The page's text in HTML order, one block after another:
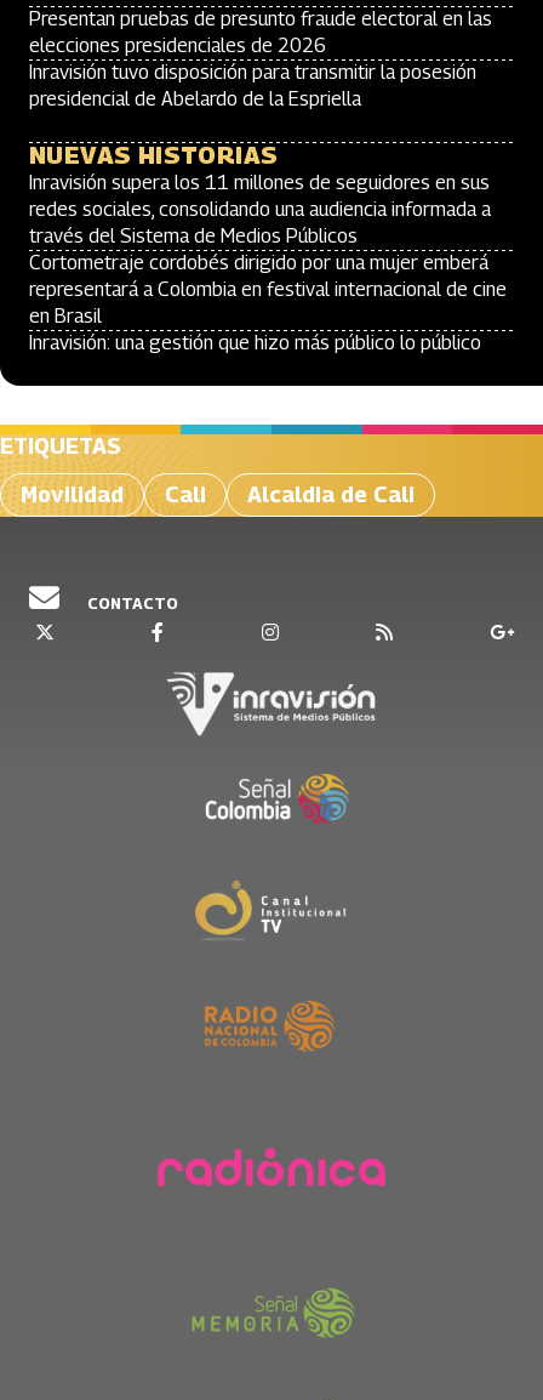
Presentan pruebas de presunto fraude electoral en las
elecciones presidenciales de 2026
Inravisión tuvo disposición para transmitir la posesión
presidencial de Abelardo de la Espriella
NUEVAS HISTORIAS
Inravisión supera los 11 millones de seguidores en sus
redes sociales, consolidando una audiencia informada a
través del Sistema de Medios Públicos
Cortometraje cordobés dirigido por una mujer emberá
representará a Colombia en festival internacional de cine
en Brasil
Inravisión: una gestión que hizo más público lo público
ETIQUETAS
Movilidad
Cali Alcaldia de Cali
CONTACTO